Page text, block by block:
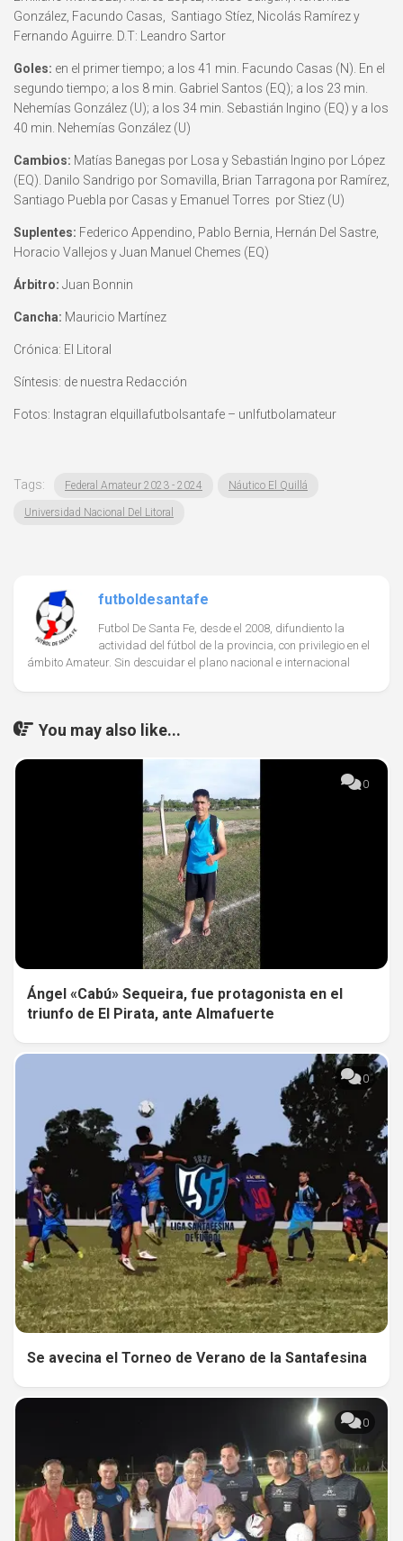
González, Facundo Casas, Santiago Stíez, Nicolás Ramírez y
Fernando Aguirre. D.T: Leandro Sartor
Goles: en el primer tiempo; a los 41 min. Facundo Casas (N). En el
segundo tiempo; a los 8 min. Gabriel Santos (EQ); a los 23 min.
Nehemías González (U); a los 34 min. Sebastián Ingino (EQ) y a los
40 min. Nehemías González (U)
Cambios: Matías Banegas por Losa y Sebastián Ingino por López
(EQ). Danilo Sandrigo por Somavilla, Brian Tarragona por Ramírez,
Santiago Puebla por Casas y Emanuel Torres por Stiez (U)
Suplentes: Federico Appendino, Pablo Bernia, Hernán Del Sastre,
Horacio Vallejos y Juan Manuel Chemes (EQ)
Árbitro: Juan Bonnin
Cancha: Mauricio Martínez
Crónica: El Litoral
Síntesis: de nuestra Redacción
Fotos: Instagran elquillafutbolsantafe – unlfutbolamateur
Tags: Federal Amateur 2023 - 2024 Náutico El Quillá
Universidad Nacional Del Litoral
futboldesantafe
Futbol De Santa Fe, desde el 2008, difundiento la
actividad del fútbol de la provincia, con privilegio en el
ámbito Amateur. Sin descuidar el plano nacional e internacional
You may also like...
0
Ángel «Cabú» Sequeira, fue protagonista en el
triunfo de El Pirata, ante Almafuerte
0
Se avecina el Torneo de Verano de la Santafesina
0